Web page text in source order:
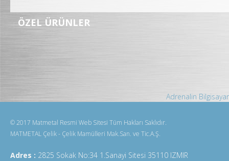
ÖZEL ÜRÜNLER
Adrenalin Bilgisayar
© 2017 Matmetal Resmi Web Sitesi Tüm Hakları Saklıdır.
MATMETAL Çelik - Çelik Mamülleri Mak.San. ve Tic.A.Ş.
Adres : 2825 Sokak No:34 1.Sanayi Sitesi 35110 IZMIR